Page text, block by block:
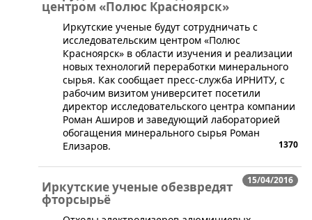
центром «Полюс Красноярск»
​Иркутские ученые будут сотрудничать с
исследовательским центром «Полюс
Красноярск» в области изучения и реализации
новых технологий переработки минерального
сырья. Как сообщает пресс-служба ИРНИТУ, с
рабочим визитом университет посетили
директор исследовательского центра компании
Роман Аширов и заведующий лабораторией
обогащения минерального сырья Роман
Елизаров.
1370
15/04/2016
Иркутские ученые обезвредят
фторсырьё